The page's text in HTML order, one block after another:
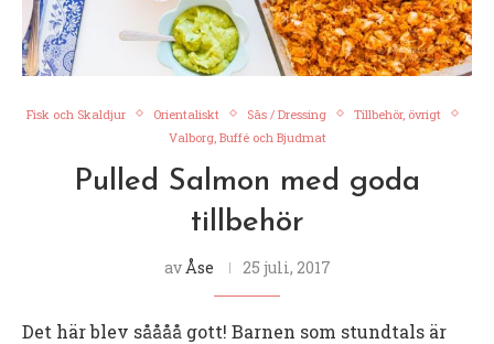
Fisk och Skaldjur Orientaliskt Sås / Dressing
Tillbehör, övrigt
Valborg, Buffé och Bjudmat
Pulled Salmon med goda
tillbehör
av Åse 25 juli, 2017
Det här blev såååå gott! Barnen som stundtals är